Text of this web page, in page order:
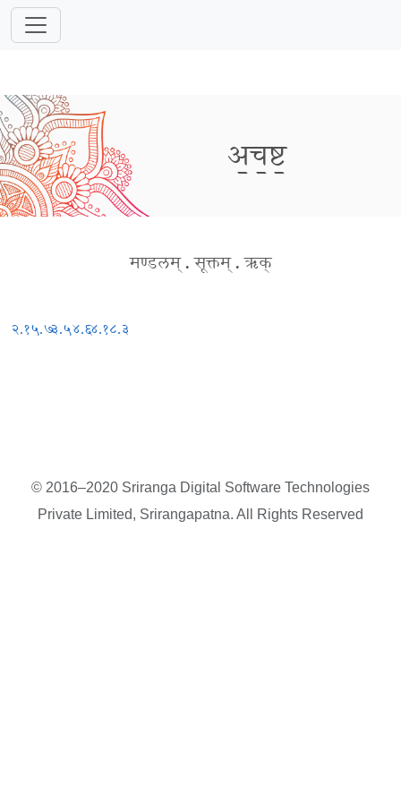
अ॒च॒ष्ट॒
मण्डलम् . सूक्तम् . ऋक्
२.१५.७३.५४.६४.१८.३
© 2016–2020 Sriranga Digital Software Technologies
Private Limited, Srirangapatna. All Rights Reserved